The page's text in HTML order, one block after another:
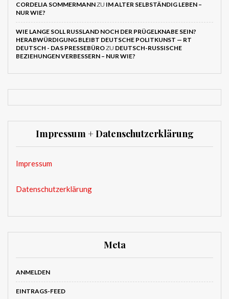
CORDELIA SOMMERMANNZU IM ALTER SELBSTÄNDIG LEBEN –
NUR WIE?
WIE LANGE SOLL RUSSLAND NOCH DER PRÜGELKNABE SEIN?
HERABWÜRDIGUNG BLEIBT DEUTSCHE POLITKUNST — RT
DEUTSCH - DAS PRESSEBÜROZU DEUTSCH-RUSSISCHE
BEZIEHUNGEN VERBESSERN – NUR WIE?
Impressum + Datenschutzerklärung
Impressum
Datenschutzerklärung
Meta
ANMELDEN
EINTRAGS-FEED